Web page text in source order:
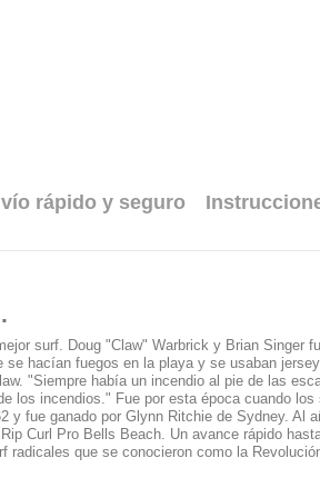
rápido y seguro
surf. Doug "Claw" Warbrick y Brian Singer
hacían fuegos en la playa y se usaban
"Siempre había un incendio al pie de las
los incendios." Fue por esta época cuando
y fue ganado por Glynn Ritchie de Sydney. Al
Curl Pro Bells Beach. Un avance rápido
que se conocieron como la